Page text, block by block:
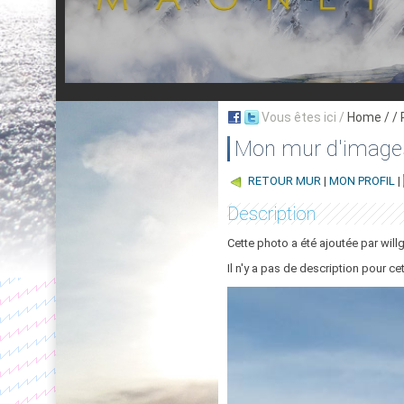
Vous êtes ici / Home / /
Mon mur
RETOUR MUR | MON PROFIL |
Description
Cette photo a été ajoutée par
Il n'y a pas de description pour